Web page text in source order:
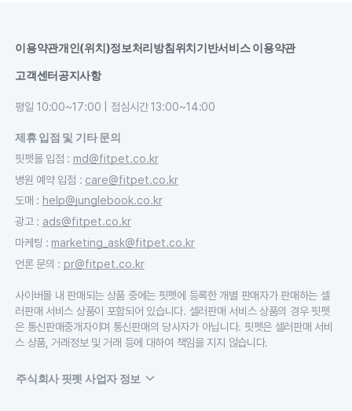
이용약관개인(위치)정보처리방침위치기반서비스 이용약관
고객센터공지사항
평일 10:00~17:00 | 점심시간 13:00~14:00
제휴 입점 및 기타 문의
핏펫몰 입점 : md@fitpet.co.kr
병원 예약 입점 : care@fitpet.co.kr
도매 : help@junglebook.co.kr
광고: ads@fitpet.co.kr
마케팅 : marketing_ask@fitpet.co.kr
언론 문의 : pr@fitpet.co.kr
사이버몰 내 판매되는 상품 중에는 핏펫에 등록한 개별 판매자가 판매하는 셀
러판매 서비스 상품이 포함되어 있습니다. 셀러판매 서비스 상품의 경우 핏펫
은 통신판매중개자이며 통신판매의 당사자가 아닙니다. 핏펫은 셀러판매 서비
스 상품, 거래정보 및 거래 등에 대하여 책임을 지지 않습니다.
주식회사 핏펫 사업자 정보